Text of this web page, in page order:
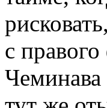
с
Чеминава